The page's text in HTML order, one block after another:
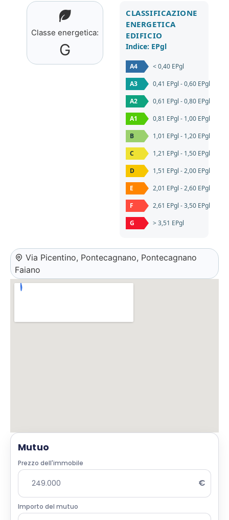
Classe energetica:
G
CLASSIFICAZIONE
ENERGETICA
EDIFICIO
Indice: EPgl
A4
< 0,40 EPgl
A3
0,41 EPgl - 0,60 EPgl
A2
0,61 EPgl - 0,80 EPgl
A1
0,81 EPgl - 1,00 EPgl
B
1,01 EPgl - 1,20 EPgl
C
1,21 EPgl - 1,50 EPgl
D
1,51 EPgl - 2,00 EPgl
E
2,01 EPgl - 2,60 EPgl
F
2,61 EPgl - 3,50 EPgl
G
> 3,51 EPgl
Via Picentino, Pontecagnano, Pontecagnano
Faiano
Mutuo
Prezzo dell'immobile
€
Importo del mutuo